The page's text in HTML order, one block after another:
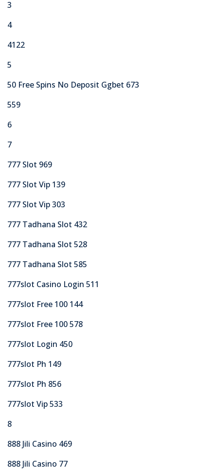
3
4
4122
5
50 Free Spins No Deposit Ggbet 673
559
6
7
777 Slot 969
777 Slot Vip 139
777 Slot Vip 303
777 Tadhana Slot 432
777 Tadhana Slot 528
777 Tadhana Slot 585
777slot Casino Login 511
777slot Free 100 144
777slot Free 100 578
777slot Login 450
777slot Ph 149
777slot Ph 856
777slot Vip 533
8
888 Jili Casino 469
888 Jili Casino 77